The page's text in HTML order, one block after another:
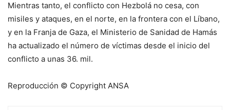
Mientras tanto, el conflicto con Hezbolá no cesa, con
misiles y ataques, en el norte, en la frontera con el Líbano,
y en la Franja de Gaza, el Ministerio de Sanidad de Hamás
ha actualizado el número de víctimas desde el inicio del
conflicto a unas 36. mil.
Reproducción © Copyright ANSA